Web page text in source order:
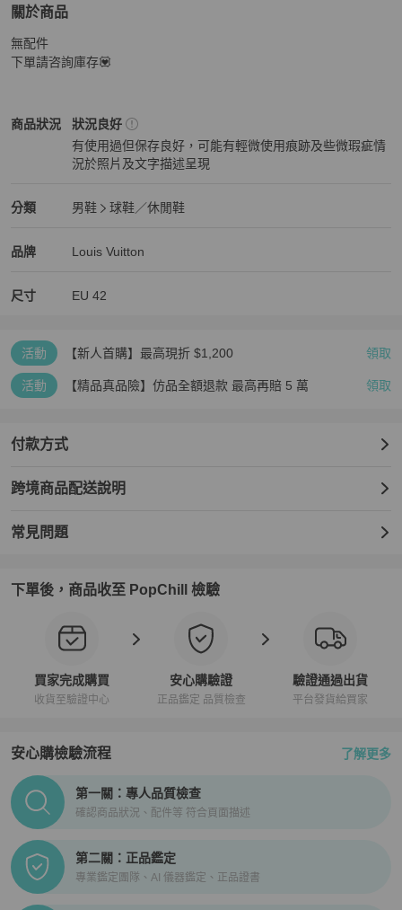
關於商品
關於Louis Vuitton 路易威登 白棕色老花運動鞋尺碼42碼 🧡
無配件
下單請咨詢庫存💟
商品狀況
Louis Vuitton男鞋商品狀態與細節
狀況良好
有使用過但保存良好，可能有輕微使用痕跡及些微瑕疵情
況於照片及文字描述呈現
分類
Louis Vuitton男鞋 分類資訊
男鞋
球鞋／休閒鞋
品牌
Louis Vuitton精品男鞋品牌介紹
Louis Vuitton
Louis Vuitton推薦清單
尺寸 EU 42
活動 【新人首購】最高現折 $1,200 領取
活動 【精品真品險】仿品全額退款 最高再賠 5 萬 領取
付款方式
跨境商品配送說明
常見問題
下單後，商品收至 PopChill 檢驗
買家完成購買
收貨至驗證中心
安心購驗證
正品鑑定 品質檢查
驗證通過出貨
平台發貨給買家
安心購檢驗流程 了解更多
PopChill拍拍圈正品驗證、安心購檢驗流程介紹
第一關：專人品質檢查
確認商品狀況、配件等 符合頁面描述
第二關：正品鑑定
專業鑑定團隊、AI 儀器鑑定、正品證書